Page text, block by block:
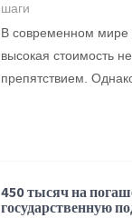
шаги
В современном мире
высокая стоимость
препятствием.
450 тысяч на
государственную